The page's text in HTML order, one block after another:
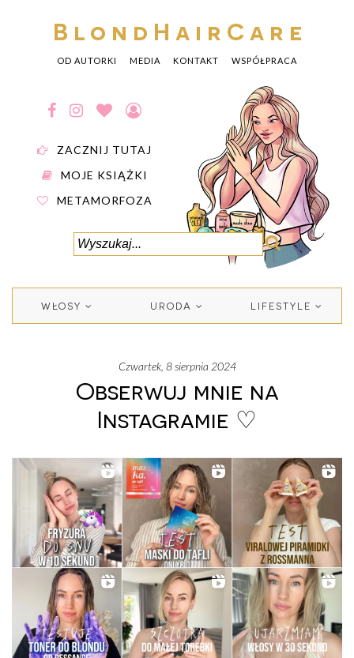
BlondHairCare
OD AUTORKI MEDIA KONTAKT WSPÓŁPRACA
ZACZNIJ TUTAJ
MOJE KSIĄŻKI
METAMORFOZA
WŁOSY URODA LIFESTYLE
czwartek, 8 sierpnia 2024
Obserwuj mnie na
Instagramie ♡